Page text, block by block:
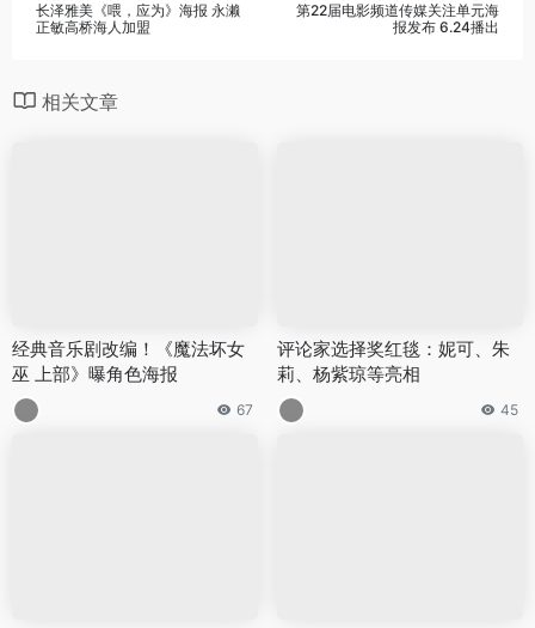
长泽雅美《喂，应为》海报 永濑
正敏高桥海人加盟
第22届电影频道传媒关注单元海
报发布 6.24播出
相关文章
经典音乐剧改编！《魔法坏女
巫 上部》曝角色海报
67
评论家选择奖红毯：妮可、朱
莉、杨紫琼等亮相
45